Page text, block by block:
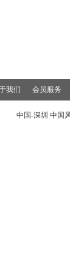
我们 会员服务
中国-深圳 中国